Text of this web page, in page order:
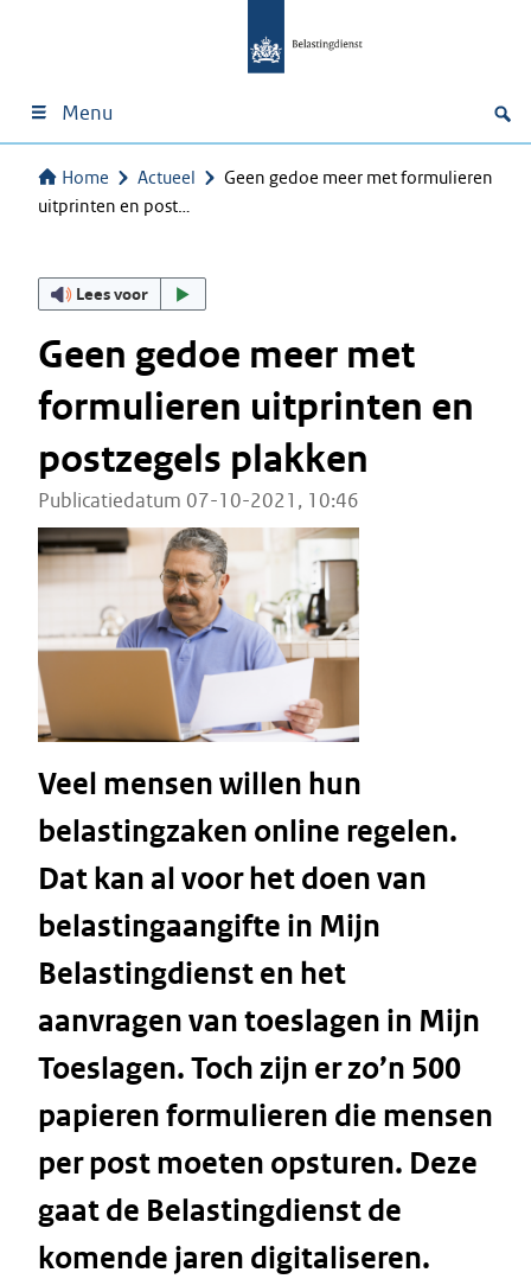
Menu
Home Actueel
Geen gedoe meer met formulieren
uitprinten en post…
Lees voor
Geen gedoe meer met
formulieren uitprinten en
postzegels plakken
Publicatiedatum 07-10-2021, 10:46
Veel mensen willen hun
belastingzaken online regelen.
Dat kan al voor het doen van
belastingaangifte in Mijn
Belastingdienst en het
aanvragen van toeslagen in Mijn
Toeslagen. Toch zijn er zo’n 500
papieren formulieren die mensen
per post moeten opsturen. Deze
gaat de Belastingdienst de
komende jaren digitaliseren.